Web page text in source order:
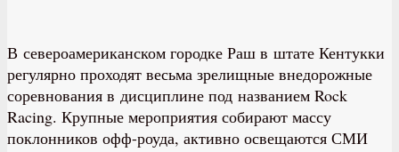
В североамериканском городке Раш в штате Кентукки
регулярно проходят весьма зрелищные внедорожные
соревнования в дисциплине под названием Rock
Racing. Крупные мероприятия собирают массу
поклонников офф-роуда, активно освещаются СМИ